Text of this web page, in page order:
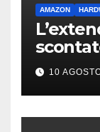
AMAZON
10